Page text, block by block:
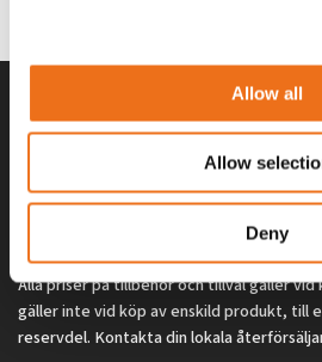
Allow all
Allow
Deny
Alla priser på tillbehör och tillval gäller vid
gäller inte vid köp av enskild produkt, till
reservdel. Kontakta din lokala